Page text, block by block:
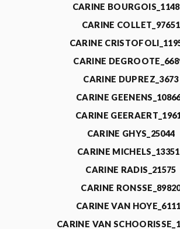
CARINE
CARINE COLLET_97651
CARINE
CARINE
CARINE DUPREZ_3673
CARINE
CARINE
CARINE GHYS_25044
CARINE
CARINE RADIS_21575
CARINE
CARINE VAN
CARINE VAN